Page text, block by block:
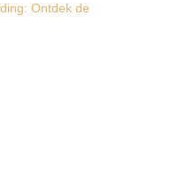
Ontdek de